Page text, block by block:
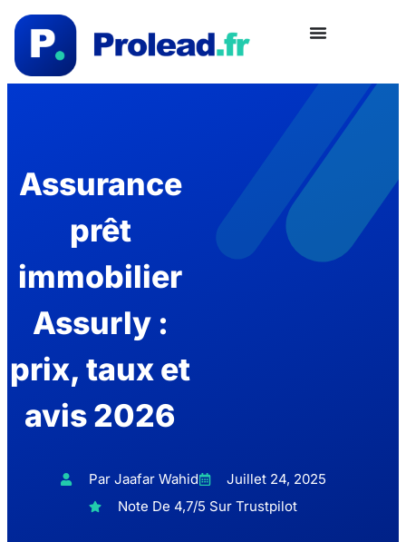
Assurance
prêt
immobilier
Assurly :
prix, taux et
avis 2026
Par Jaafar Wahid
Juillet 24, 2025
Note De 4,7/5 Sur Trustpilot